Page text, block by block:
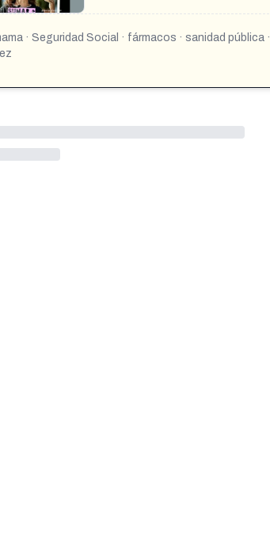
· Seguridad Social · fármacos · sanidad pública ·